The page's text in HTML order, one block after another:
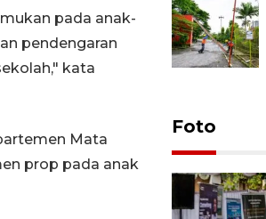
pada anak-
pendengaran
kata
Mata
prop pada anak
Foto